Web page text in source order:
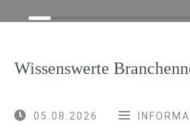
Wissenswerte
05.08.2026